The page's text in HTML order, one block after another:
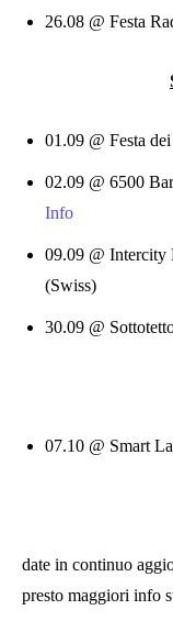
26.08 @ Festa
01.09 @ Festa
02.09 @ 6500
Info
09.09 @
(Swiss)
30.09 @
07.10 @ Smart
date in continuo
presto maggiori info